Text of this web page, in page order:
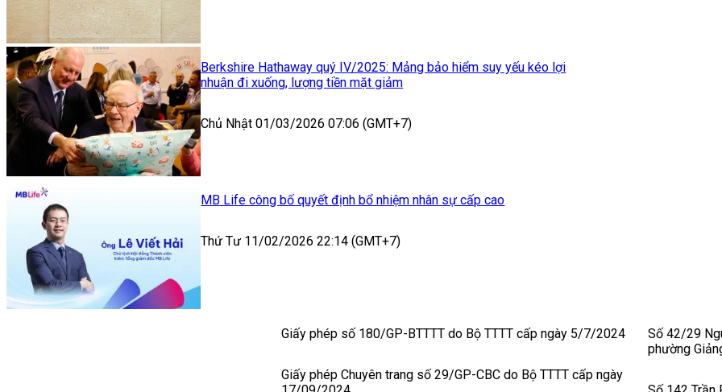
Berkshire Hathaway quý IV/2025: Mảng bảo hiểm suy yếu kéo lợi
nhuận đi xuống, lượng tiền mặt giảm
Chủ Nhật 01/03/2026 07:06 (GMT+7)
MB Life công bố quyết định bổ nhiệm nhân sự cấp cao
Thứ Tư 11/02/2026 22:14 (GMT+7)
Giấy phép số 180/GP-BTTTT do Bộ TTTT cấp ngày 5/7/2024
Giấy phép Chuyên trang số 29/GP-CBC do Bộ TTTT cấp ngày
Số 42/29
phường